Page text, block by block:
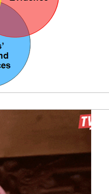
Dezembro 2025
Agosto 2025
Novembro 2024